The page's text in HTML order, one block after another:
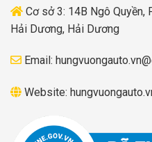
Cơ sở 3: 14B Ngô Quyền,
Hải Dương, Hải Dương
Email:
Website: